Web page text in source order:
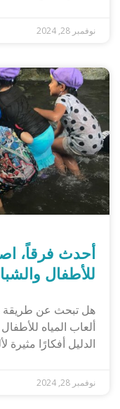
نوفمبر 28, 2024
للأطفال
هل تبحث عن طريقة
ألعاب المياه
الدليل أفكارًا مثيرة
نوفمبر 28, 2024